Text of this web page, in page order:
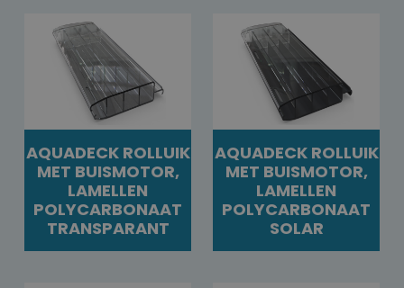
AQUADECK ROLLUIK
MET BUISMOTOR,
LAMELLEN
POLYCARBONAAT
TRANSPARANT
AQUADECK ROLLUIK
MET BUISMOTOR,
LAMELLEN
POLYCARBONAAT
SOLAR